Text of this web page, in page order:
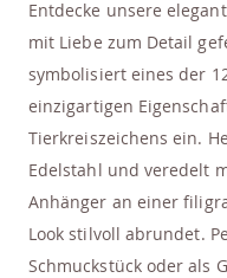
Entdecke unsere
mit Liebe zum Detail
symbolisiert eines der
einzigartigen
Tierkreiszeichens ein.
Edelstahl und veredelt
Anhänger an einer
Look stilvoll abrundet.
Schmuckstück oder als